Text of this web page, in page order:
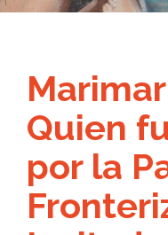
Quien
por la